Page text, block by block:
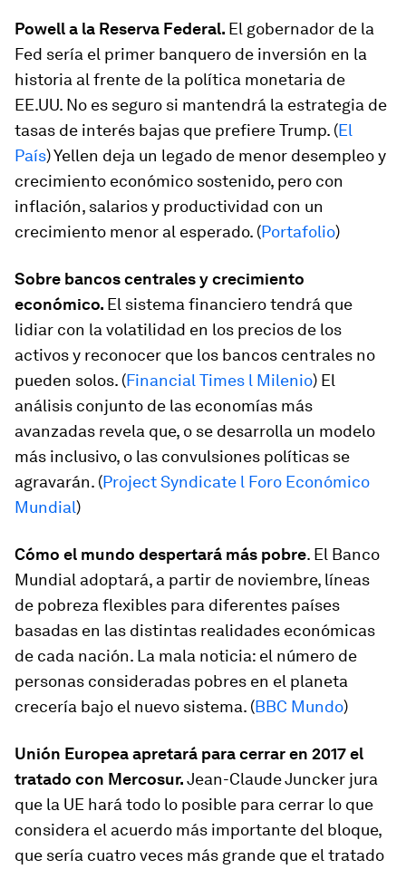
Powell a la Reserva Federal. El gobernador de la
Fed sería el primer banquero de inversión en la
historia al frente de la política monetaria de
EE.UU. No es seguro si mantendrá la estrategia de
tasas de interés bajas que prefiere Trump. (El
País) Yellen deja un legado de menor desempleo y
crecimiento económico sostenido, pero con
inflación, salarios y productividad con un
crecimiento menor al esperado. (Portafolio)
Sobre bancos centrales y crecimiento
económico. El sistema financiero tendrá que
lidiar con la volatilidad en los precios de los
activos y reconocer que los bancos centrales no
pueden solos. (Financial Times l Milenio) El
análisis conjunto de las economías más
avanzadas revela que, o se desarrolla un modelo
más inclusivo, o las convulsiones políticas se
agravarán. (Project Syndicate l Foro Económico
Mundial)
Cómo el mundo despertará más pobre. El Banco
Mundial adoptará, a partir de noviembre, líneas
de pobreza flexibles para diferentes países
basadas en las distintas realidades económicas
de cada nación. La mala noticia: el número de
personas consideradas pobres en el planeta
crecería bajo el nuevo sistema. (BBC Mundo)
Unión Europea apretará para cerrar en 2017 el
tratado con Mercosur.Jean-Claude Juncker jura
que la UE hará todo lo posible para cerrar lo que
considera el acuerdo más importante del bloque,
que sería cuatro veces más grande que el tratado